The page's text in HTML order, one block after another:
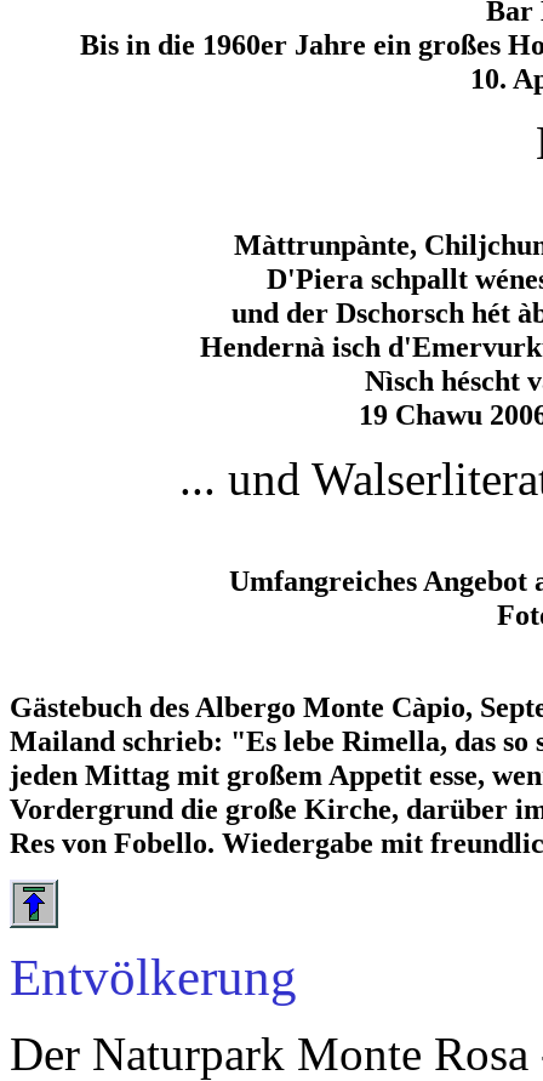
Bar
Bis in die 1960er Jahre ein großes
10.
Màttrunpànte,
D'Piera schpallt
und der Dschorsch hét
Hendernà isch
Nìsch héscht
19 Chawu
... und
Umfangreiches
Gästebuch des Albergo Monte Càpio,
Mailand schrieb: "Es lebe Rimella, das so
jeden Mittag mit großem Appetit esse,
Vordergrund die große Kirche, darüber
Res von Fobello. Wiedergabe mit
Entvölkerung
Der Naturpark Monte